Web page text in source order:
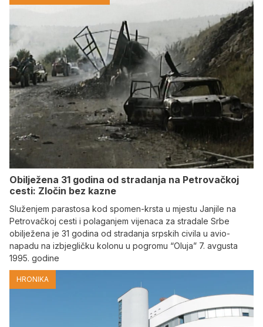
Obilježena 31 godina od stradanja na Petrovačkoj
cesti: Zločin bez kazne
Služenjem parastosa kod spomen-krsta u mjestu Janjile na
Petrovačkoj cesti i polaganjem vijenaca za stradale Srbe
obilježena je 31 godina od stradanja srpskih civila u avio-
napadu na izbjegličku kolonu u pogromu “Oluja” 7. avgusta
1995. godine
HRONIKA